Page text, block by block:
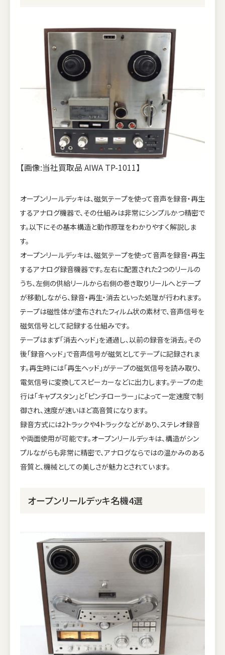
【画像:当社買取品 AIWA TP-1011】
オープンリールデッキは、磁気テープを使って音声を録音・再生
するアナログ機器で、その仕組みは非常にシンプルかつ精密で
す。以下にその基本構造と動作原理をわかりやすく解説しま
す。
オープンリールデッキは、磁気テープを使って音声を録音・再生
するアナログ録音機器です。左右に配置された2つのリールの
うち、左側の供給リールから右側の巻き取りリールへとテープ
が移動しながら、録音・再生・消去といった処理が行われます。
テープは磁性体が塗布されたフィルム状の素材で、音声信号を
磁気信号として記録する仕組みです。
テープはまず「消去ヘッド」を通過し、以前の録音を消去。その
後「録音ヘッド」で音声信号が磁気としてテープに記録されま
す。再生時には「再生ヘッド」がテープの磁気信号を読み取り、
電気信号に変換してスピーカーなどに出力します。テープの走
行は「キャプスタン」と「ピンチローラー」によって一定速度で制
御され、速度が速いほど高音質になります。
録音方式には2トラックや4トラックなどがあり、ステレオ録音
や両面使用が可能です。オープンリールデッキは、構造がシン
プルながらも非常に精密で、アナログならではの温かみのある
音質と、機械としての美しさが魅力とされています。
オープンリールデッキ名機4選